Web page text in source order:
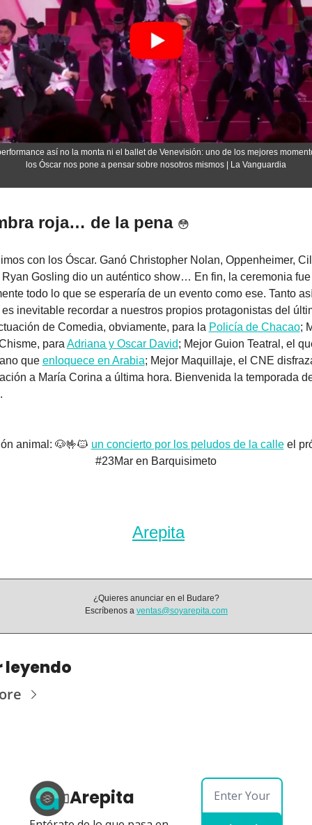
así no la monta ni el ballet de Venevisión: uno de los mejores
los Óscar nos pone a pensar sobre nosotros mismos | La Vanguardia
roja… de la pena 😳
con los Óscar. Ganó Christopher Nolan, Oppenheimer,
Ryan Gosling dio un auténtico show… En fin, la ceremonia fue
todo lo que se esperaría de un evento como ese. Tanto
inevitable recordar a nuestros propios protagonistas del
de Comedia, obviamente, para la Policía de Chacao;
para Adriana y Oscar David; Mejor Guion Teatral, el
que enloquece en Arabia; Mejor Maquillaje, el CNE
a María Corina a última hora. Bienvenida la temporada
animal: 🐶🤟🐱 un concierto por los peludos de la calle el
#23Mar en Barquisimeto
Arepita
¿Quieres anunciar en el Budare?
Escríbenos a ventas@soyarepita.com
leyendo
Arepita